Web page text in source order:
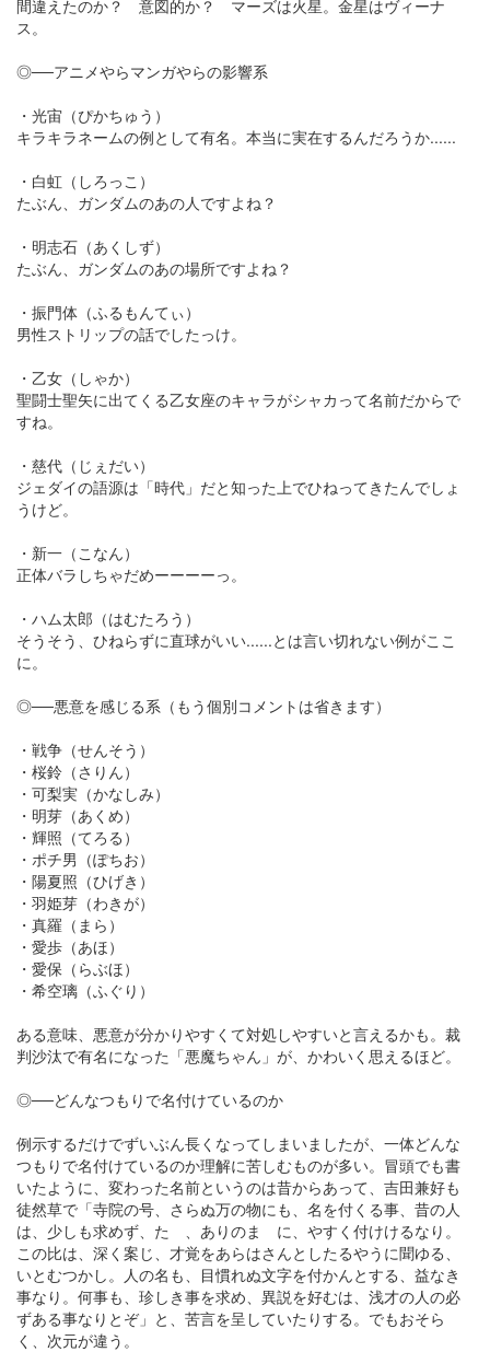
間違えたのか？ 意図的か？ マーズは火星。金星はヴィーナ
ス。
◎──アニメやらマンガやらの影響系
・光宙（ぴかちゅう）
キラキラネームの例として有名。本当に実在するんだろうか......
・白虹（しろっこ）
たぶん、ガンダムのあの人ですよね？
・明志石（あくしず）
たぶん、ガンダムのあの場所ですよね？
・振門体（ふるもんてぃ）
男性ストリップの話でしたっけ。
・乙女（しゃか）
聖闘士聖矢に出てくる乙女座のキャラがシャカって名前だからで
すね。
・慈代（じぇだい）
ジェダイの語源は「時代」だと知った上でひねってきたんでしょ
うけど。
・新一（こなん）
正体バラしちゃだめーーーーっ。
・ハム太郎（はむたろう）
そうそう、ひねらずに直球がいい......とは言い切れない例がここ
に。
◎──悪意を感じる系（もう個別コメントは省きます）
・戦争（せんそう）
・桜鈴（さりん）
・可梨実（かなしみ）
・明芽（あくめ）
・輝照（てろる）
・ポチ男（ぽちお）
・陽夏照（ひげき）
・羽姫芽（わきが）
・真羅（まら）
・愛歩（あほ）
・愛保（らぶほ）
・希空璃（ふぐり）
ある意味、悪意が分かりやすくて対処しやすいと言えるかも。裁
判沙汰で有名になった「悪魔ちゃん」が、かわいく思えるほど。
◎──どんなつもりで名付けているのか
例示するだけでずいぶん長くなってしまいましたが、一体どんな
つもりで名付けているのか理解に苦しむものが多い。冒頭でも書
いたように、変わった名前というのは昔からあって、吉田兼好も
徒然草で「寺院の号、さらぬ万の物にも、名を付くる事、昔の人
は、少しも求めず、たゞ、ありのまゝに、やすく付けけるなり。
この比は、深く案じ、才覚をあらはさんとしたるやうに聞ゆる、
いとむつかし。人の名も、目慣れぬ文字を付かんとする、益なき
事なり。何事も、珍しき事を求め、異説を好むは、浅才の人の必
ずある事なりとぞ」と、苦言を呈していたりする。でもおそら
く、次元が違う。